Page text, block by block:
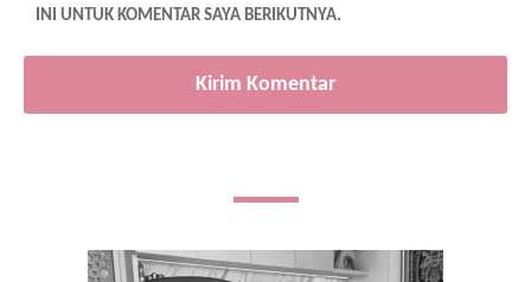
INI UNTUK KOMENTAR SAYA BERIKUTNYA.